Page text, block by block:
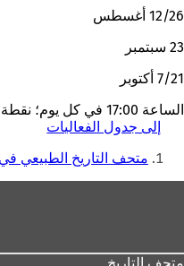
12/26 أغسطس
23 سبتمبر
7/21 أكتوبر
الساعة 17:00 في كل يوم؛ نقطة الالتقاء أمام nhm!
إلى جدول الفعاليات
ف
ت
أنت متحف التاريخ الطبيعي في